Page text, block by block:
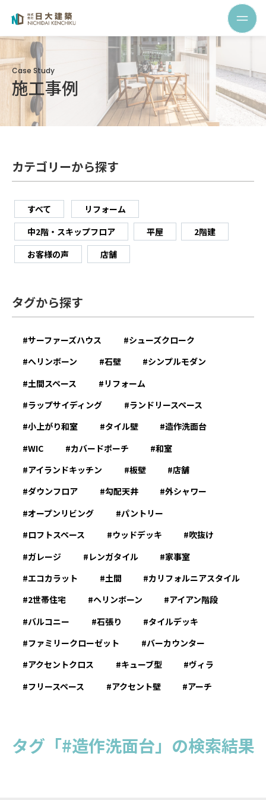
Case Study
施工事例
カテゴリーから探す
すべて
リフォーム
中2階・スキップフロア
平屋
2階建
お客様の声
店舗
タグから探す
サーファーズハウス
シューズクローク
へリンボーン
石壁
シンプルモダン
土間スペース
リフォーム
ラップサイディング
ランドリースペース
小上がり和室
タイル壁
造作洗面台
WIC
カバードポーチ
和室
アイランドキッチン
板壁
店舗
ダウンフロア
勾配天井
外シャワー
オープンリビング
パントリー
ロフトスペース
ウッドデッキ
吹抜け
ガレージ
レンガタイル
家事室
エコカラット
土間
カリフォルニアスタイル
2世帯住宅
ヘリンボーン
アイアン階段
バルコニー
石張り
タイルデッキ
ファミリークローゼット
バーカウンター
アクセントクロス
キューブ型
ヴィラ
フリースペース
アクセント壁 アーチ
タグ「#造作洗面台」の検索結果